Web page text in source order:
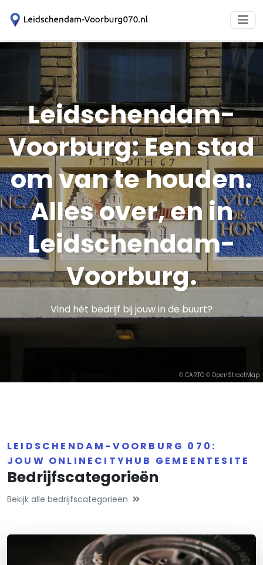
© CARTO © OpenStreetMap
Leidschendam-
Voorburg: Een stad
om van te houden.
Alles over, en in
Leidschendam-
Voorburg.
Vind hét bedrijf bij jouw in de buurt?
LEIDSCHENDAM-VOORBURG 070:
JOUW ONLINECITYHUB GEMEENTESITE
Bedrijfscategorieën
Bekijk alle bedrijfscategorieën